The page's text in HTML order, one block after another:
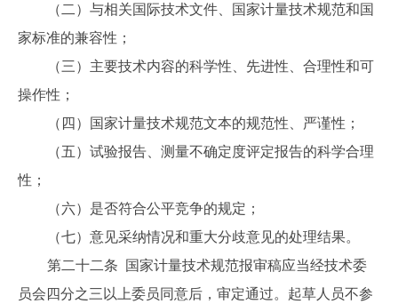
（二）与相关国际技术文件、国家计量技术规范和国
家标准的兼容性；
（三）主要技术内容的科学性、先进性、合理性和可
操作性；
（四）国家计量技术规范文本的规范性、严谨性；
（五）试验报告、测量不确定度评定报告的科学合理
性；
（六）是否符合公平竞争的规定；
（七）意见采纳情况和重大分歧意见的处理结果。
第二十二条 国家计量技术规范报审稿应当经技术委
员会四分之三以上委员同意后，审定通过。起草人员不参